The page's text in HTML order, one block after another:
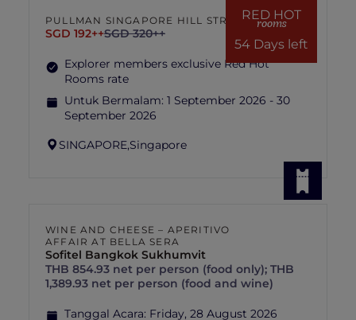
RED HOT
rooms
54 Days left
PULLMAN SINGAPORE HILL STREET
SGD 192++SGD 320++
Explorer members exclusive Red Hot
Rooms rate
Untuk Bermalam: 1 September 2026 - 30
September 2026
SINGAPORE,Singapore
WINE AND CHEESE – APERITIVO
AFFAIR AT BELLA SERA
Sofitel Bangkok Sukhumvit
THB 854.93 net per person (food only); THB
1,389.93 net per person (food and wine)
Tanggal Acara: Friday, 28 August 2026